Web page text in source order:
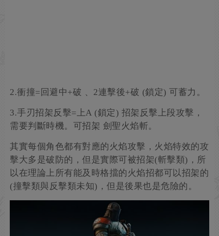
2.衝撞=回避中+破 、2連擊後+破 (鎖定) 可蓄力。
3.手刃招架反擊=上A (鎖定) 招架反擊上段攻擊，
需要判斷時機。可招架 劍聖火焰斬。
其實每個角色都有對應的火焰攻擊，火焰特效的攻
擊大多是破防的，但是實際可被招架(斬擊類)，所
以在理論上所有能及時格擋的火焰招都可以招架的
(撞擊類與反擊類未知)，但是後果也是危險的。